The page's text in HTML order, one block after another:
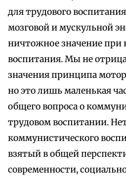
для трудового
мозговой и мускульной
ничтожное значение при
воспитания. Мы не
значения принципа
но это лишь маленькая
общего вопроса о
трудовом воспитании.
коммунистического
взятый в общей
современности,